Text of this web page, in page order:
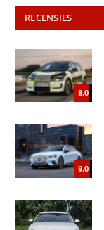
RECENSIES
8.0
9.0